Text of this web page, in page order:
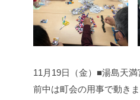
11月19日（金）■湯島天満
前中は町会の用事で動きま